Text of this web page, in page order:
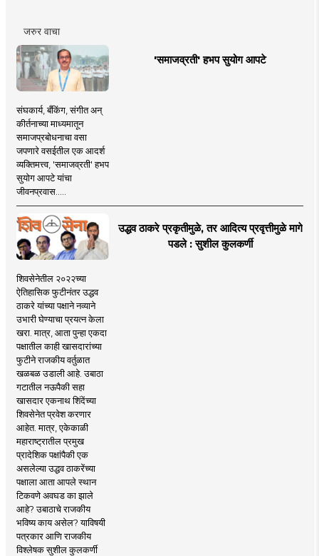
जरुर वाचा
'समाजव्रती' हभप सुयोग आपटे
संघकार्य, बँकिंग, संगीत अन्
कीर्तनाच्या माध्यमातून
समाजप्रबोधनाचा वसा
जपणारे वसईतील एक आदर्श
व्यक्तिमत्त्व, 'समाजव्रती' हभप
सुयोग आपटे यांचा
जीवनप्रवास.....
उद्धव ठाकरे प्रकृतीमुळे, तर आदित्य प्रवृत्तीमुळे मागे
पडले : सुशील कुलकर्णी
शिवसेनेतील २०२२च्या
ऐतिहासिक फुटीनंतर उद्धव
ठाकरे यांच्या पक्षाने नव्याने
उभारी घेण्याचा प्रयत्न केला
खरा. मात्र, आता पुन्हा एकदा
पक्षातील काही खासदारांच्या
फुटीने राजकीय वर्तुळात
खळबळ उडाली आहे. उबाठा
गटातील नऊपैकी सहा
खासदार एकनाथ शिंदेंच्या
शिवसेनेत प्रवेश करणार
आहेत. मात्र, एकेकाळी
महाराष्ट्रातील प्रमुख
प्रादेशिक पक्षांपैकी एक
असलेल्या उद्धव ठाकरेंच्या
पक्षाला आता आपले स्थान
टिकवणे अवघड का झाले
आहे? उबाठाचे राजकीय
भविष्य काय असेल? याविषयी
पत्रकार आणि राजकीय
विश्लेषक सुशील कुलकर्णी